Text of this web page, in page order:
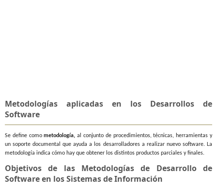
Metodologías aplicadas en los Desarrollos de
Software
Se define comometodología,al conjunto de procedimientos, técnicas, herramientas y
un soporte documental que ayuda a los desarrolladores a realizar nuevo software. La
metodología indica cómo hay que obtener los distintos productos parciales y finales.
Objetivos de las Metodologías de Desarrollo de
Software en los Sistemas de Información